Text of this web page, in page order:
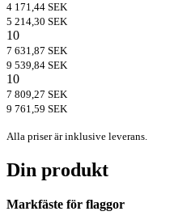
4 171,44 SEK
5 214,30 SEK
10
7 631,87 SEK
9 539,84 SEK
10
7 809,27 SEK
9 761,59 SEK
Alla priser är inklusive leverans.
Din produkt
Markfäste för flaggor